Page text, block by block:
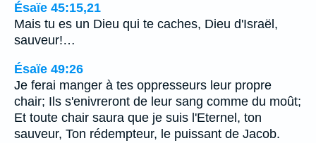
Ésaïe 45:15,21
Mais tu es un Dieu qui te caches, Dieu d'Israël,
sauveur!…
Ésaïe 49:26
Je ferai manger à tes oppresseurs leur propre
chair; Ils s'enivreront de leur sang comme du moût;
Et toute chair saura que je suis l'Eternel, ton
sauveur, Ton rédempteur, le puissant de Jacob.